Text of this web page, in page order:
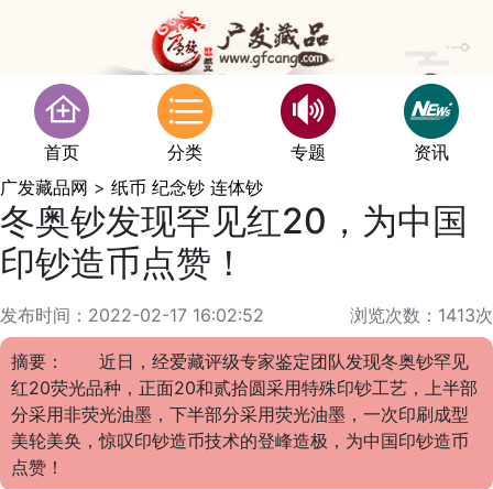
首页 分类 专题
资讯
广发藏品网 > 纸币 纪念钞 连体钞
冬奥钞发现罕见红20，为中国
印钞造币点赞！
发布时间：2022-02-17 16:02:52 浏览次数：1413次
摘要： 近日，经爱藏评级专家鉴定团队发现冬奥钞罕见
红20荧光品种，正面20和贰拾圆采用特殊印钞工艺，上半部
分采用非荧光油墨，下半部分采用荧光油墨，一次印刷成型
美轮美奂，惊叹印钞造币技术的登峰造极，为中国印钞造币
点赞！